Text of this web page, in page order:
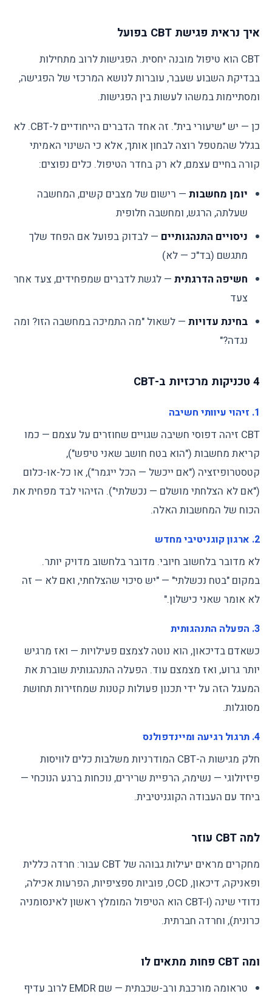
איך נראית פגישת CBT בפועל
CBT הוא טיפול מובנה יחסית. הפגישות לרוב מתחילות
בבדיקת השבוע שעבר, עוברות לנושא המרכזי של הפגישה,
ומסתיימות במשהו לעשות בין הפגישות.
כן — יש "שיעורי בית". זה אחד הדברים הייחודיים ל-CBT. לא
בגלל שהמטפל רוצה לבחון אותך, אלא כי השינוי האמיתי
קורה בחיים עצמם, לא רק בחדר הטיפול. כלים נפוצים:
יומן מחשבות — רישום של מצבים קשים, המחשבה
שעלתה, הרגש, ומחשבה חלופית
ניסויים התנהגותיים — לבדוק בפועל אם הפחד שלך
מתגשם (בד"כ — לא)
חשיפה הדרגתית — לגשת לדברים שמפחידים, צעד אחר
צעד
בחינת עדויות — לשאול "מה התמיכה במחשבה הזו? ומה
נגדה?"
4 טכניקות מרכזיות ב-CBT
1. זיהוי עיוותי חשיבה
CBT זיהה דפוסי חשיבה שגויים שחוזרים על עצמם — כמו
קריאת מחשבות ("הוא בטח חושב שאני טיפש"),
קטסטרופיזציה ("אם ייכשל — הכל ייגמר"), או כל-או-כלום
("אם לא הצלחתי מושלם — נכשלתי"). הזיהוי לבד מפחית את
הכוח של המחשבות האלה.
2. ארגון קוגניטיבי מחדש
לא מדובר בלחשוב חיובי. מדובר בלחשוב מדויק יותר.
במקום "בטח נכשלתי" — "יש סיכוי שהצלחתי, ואם לא — זה
לא אומר שאני כישלון."
3. הפעלה התנהגותית
כשאדם בדיכאון, הוא נוטה לצמצם פעילויות — ואז מרגיש
יותר גרוע, ואז מצמצם עוד. הפעלה התנהגותית שוברת את
המעגל הזה על ידי תכנון פעולות קטנות שמחזירות תחושת
מסוגלות.
4. תרגול רגיעה ומיינדפולנס
חלק מגישות ה-CBT המודרניות משלבות כלים לוויסות
פיזיולוגי — נשימה, הרפיית שרירים, נוכחות ברגע הנוכחי —
ביחד עם העבודה הקוגניטיבית.
למה CBT עוזר
מחקרים מראים יעילות גבוהה של CBT עבור: חרדה כללית
ופאניקה, דיכאון, OCD, פוביות ספציפיות, הפרעות אכילה,
נדודי שינה (CBT-I הוא הטיפול המומלץ ראשון לאינסומניה
כרונית), וחרדה חברתית.
ומה CBT פחות מתאים לו
טראומה מורכבת ורב-שכבתית — שם EMDR לרוב עדיף